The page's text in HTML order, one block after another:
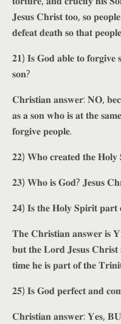
𝐉𝐞𝐬𝐮𝐬 𝐂𝐡𝐫𝐢𝐬𝐭 𝐭𝐨𝐨, 𝐬𝐨
𝐝𝐞𝐟𝐞𝐚𝐭 𝐝𝐞𝐚𝐭𝐡 𝐬𝐨 𝐭𝐡𝐚𝐭
𝟐𝟏) 𝐈𝐬 𝐆𝐨𝐝 𝐚𝐛𝐥𝐞 𝐭𝐨 𝐟𝐨𝐫𝐠𝐢𝐯𝐞
𝐬𝐨𝐧?
𝐂𝐡𝐫𝐢𝐬𝐭𝐢𝐚𝐧 𝐚𝐧𝐬𝐰𝐞𝐫: 𝐍𝐎,
𝐚𝐬 𝐚 𝐬𝐨𝐧 𝐰𝐡𝐨 𝐢𝐬 𝐚𝐭 𝐭𝐡𝐞
𝐟𝐨𝐫𝐠𝐢𝐯𝐞 𝐩𝐞𝐨𝐩𝐥𝐞.
𝟐𝟐) 𝐖𝐡𝐨 𝐜𝐫𝐞𝐚𝐭𝐞𝐝 𝐭𝐡𝐞 𝐇𝐨𝐥𝐲
𝟐𝟑) 𝐖𝐡𝐨 𝐢𝐬 𝐆𝐨𝐝? 𝐉𝐞𝐬𝐮𝐬
𝟐𝟒) 𝐈𝐬 𝐭𝐡𝐞 𝐇𝐨𝐥𝐲 𝐒𝐩𝐢𝐫𝐢𝐭
𝐓𝐡𝐞 𝐂𝐡𝐫𝐢𝐬𝐭𝐢𝐚𝐧 𝐚𝐧𝐬𝐰𝐞𝐫 𝐢𝐬
𝐛𝐮𝐭 𝐭𝐡𝐞 𝐋𝐨𝐫𝐝 𝐉𝐞𝐬𝐮𝐬
𝐭𝐢𝐦𝐞 𝐡𝐞 𝐢𝐬 𝐩𝐚𝐫𝐭 𝐨𝐟 𝐭𝐡𝐞
𝟐𝟓) 𝐈𝐬 𝐆𝐨𝐝 𝐩𝐞𝐫𝐟𝐞𝐜𝐭 𝐚𝐧𝐝
𝐂𝐡𝐫𝐢𝐬𝐭𝐢𝐚𝐧 𝐚𝐧𝐬𝐰𝐞𝐫: 𝐘𝐞𝐬,